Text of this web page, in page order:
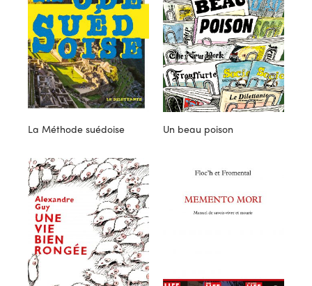
La Méthode suédoise Un beau poison